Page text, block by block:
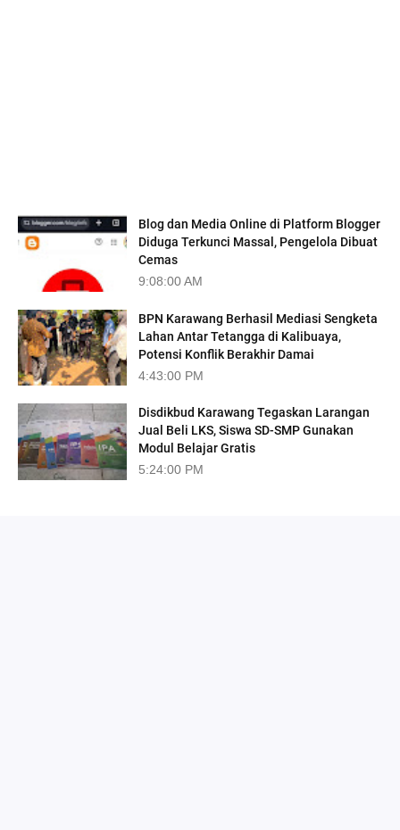
Blog dan Media Online di Platform Blogger
Diduga Terkunci Massal, Pengelola Dibuat
Cemas
9:08:00 AM
BPN Karawang Berhasil Mediasi Sengketa
Lahan Antar Tetangga di Kalibuaya,
Potensi Konflik Berakhir Damai
4:43:00 PM
Disdikbud Karawang Tegaskan Larangan
Jual Beli LKS, Siswa SD-SMP Gunakan
Modul Belajar Gratis
5:24:00 PM